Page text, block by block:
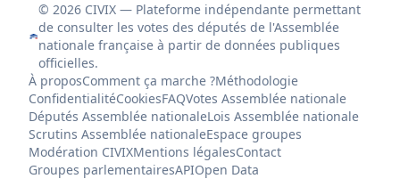
© 2026 CIVIX — Plateforme indépendante permettant
de consulter les votes des députés de l'Assemblée
nationale française à partir de données publiques
officielles.
À proposComment ça marche ?Méthodologie
ConfidentialitéCookiesFAQVotes Assemblée nationale
Députés Assemblée nationaleLois Assemblée nationale
Scrutins Assemblée nationaleEspace groupes
Modération CIVIXMentions légalesContact
Groupes parlementairesAPIOpen Data